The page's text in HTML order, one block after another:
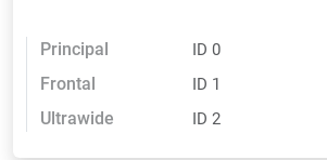
Principal ID 0
Frontal ID 1
Ultrawide ID 2